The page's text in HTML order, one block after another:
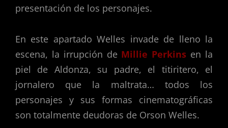
presentación de los personajes.
En este apartado Welles invade de lleno la
escena, la irrupción de Millie Perkins en la
piel de Aldonza, su padre, el titiritero, el
jornalero que la maltrata… todos los
personajes y sus formas cinematográficas
son totalmente deudoras de Orson Welles.